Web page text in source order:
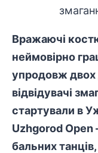
Вражаючі
неймовірно
упродовж двох
відвідувачі
стартували в
Uzhgorod Open
бальних